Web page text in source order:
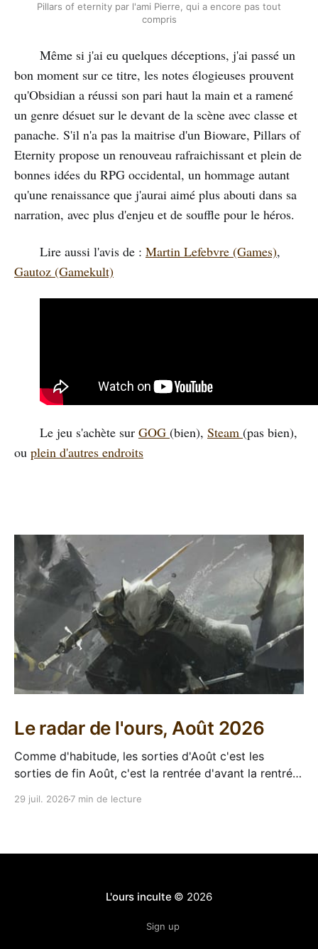
Pillars of eternity par l'ami Pierre, qui a encore pas tout
compris
Même si j'ai eu quelques déceptions, j'ai passé un
bon moment sur ce titre, les notes élogieuses prouvent
qu'Obsidian a réussi son pari haut la main et a ramené
un genre désuet sur le devant de la scène avec classe et
panache. S'il n'a pas la maitrise d'un Bioware, Pillars of
Eternity propose un renouveau rafraichissant et plein de
bonnes idées du RPG occidental, un hommage autant
qu'une renaissance que j'aurai aimé plus abouti dans sa
narration, avec plus d'enjeu et de souffle pour le héros.
Lire aussi l'avis de : Martin Lefebvre (Games),
Gautoz (Gamekult)
Le jeu s'achète sur GOG (bien), Steam (pas bien),
ou plein d'autres endroits
Le radar de l'ours, Août 2026
Comme d'habitude, les sorties d'Août c'est les
sorties de fin Août, c'est la rentrée d'avant la rentrée,
29 juil. 2026 7 min de lecture
L'ours inculte © 2026
Sign up